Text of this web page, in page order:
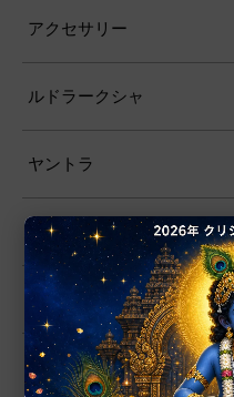
アクセサリー
ルドラークシャ
ヤントラ
数珠
置物
シャーラグラーマ